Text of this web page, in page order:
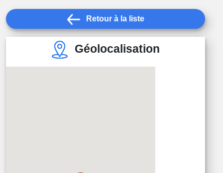
Retour à la liste
Géolocalisation